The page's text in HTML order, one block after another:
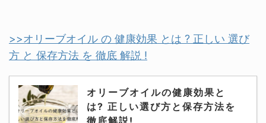
>>オリーブオイル の 健康効果 とは ? 正しい 選び
方 と 保存方法 を 徹底 解説 !
オリーブオイルの健康効果と
は? 正しい選び方と保存方法を